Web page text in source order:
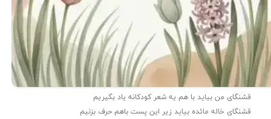
قشنگای من بيايد با هم یه شعر کودکانه ياد بگیریم
قشنگای خاله مائده بیاید زیر این پست باهم حرف بزنیم